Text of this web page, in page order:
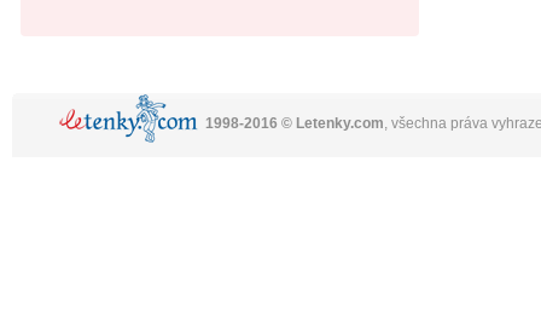
1998-2016 © Letenky.com, všechna práva